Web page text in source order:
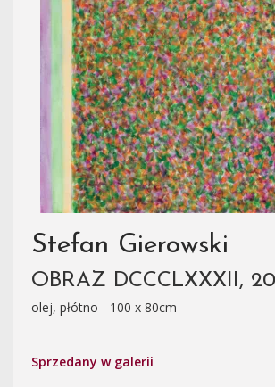
Stefan Gierowski
OBRAZ DCCCLXXXII,
olej, płótno - 100 x 80cm
Sprzedany w galerii